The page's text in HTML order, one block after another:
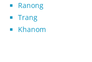
Ranong
Trang
Khanom